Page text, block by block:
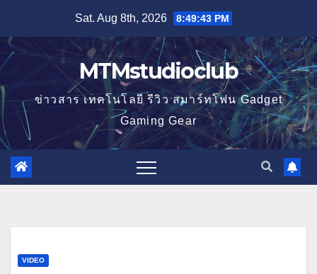
content
Sat. Aug 8th, 2026 8:49:44 PM
MTMstudioclub
ข่าวสาร เทคโนโลยี รีวิว สมาร์ทโฟน Gadget
Gaming Gear
VIDEO